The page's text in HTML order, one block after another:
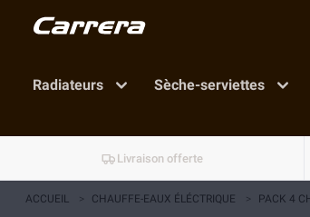
Radiateurs Sèche-serviettes
Livraison offerte
ACCUEIL > CHAUFFE-EAUX ÉLÉCTRIQUE > PACK 4